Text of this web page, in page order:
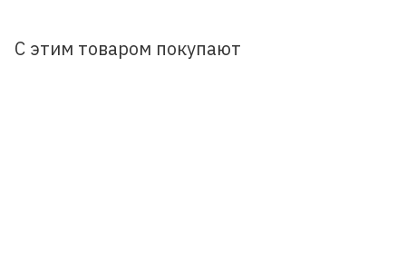
С этим товаром покупают